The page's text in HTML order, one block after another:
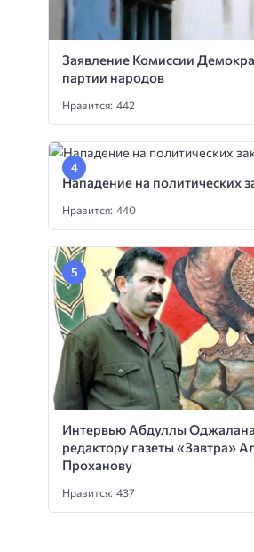
Заявление Комиссии
партии народов
Нравится: 442
Нападение на политических
Нравится: 440
Интервью Абдуллы
редактору газеты «Завтра»
Проханову
Нравится: 437